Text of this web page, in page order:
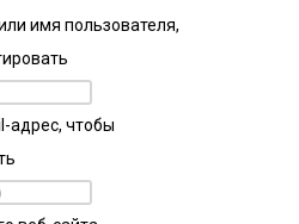
имя пользователя,
адрес, чтобы